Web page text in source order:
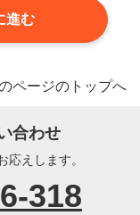
進む
ページのトップへ
合わせ
えします。
318